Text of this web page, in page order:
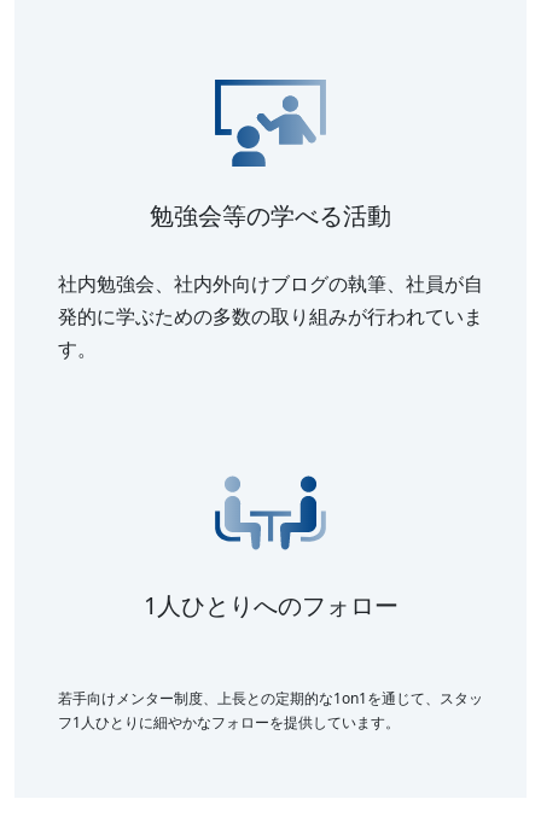
勉強会等の学べる活動
社内勉強会、社内外向けブログの執筆、社員が自
発的に学ぶための多数の取り組みが行われていま
す。
1人ひとりへのフォロー
若手向けメンター制度、上長との定期的な1on1を通じて、スタッ
フ1人ひとりに細やかなフォローを提供しています。